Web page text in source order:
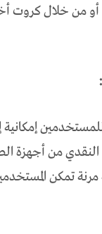
أو من خلال كروت
إمكانية
من أجهزة
مرنة تمكن